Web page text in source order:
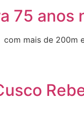
75 anos
mais de 200m